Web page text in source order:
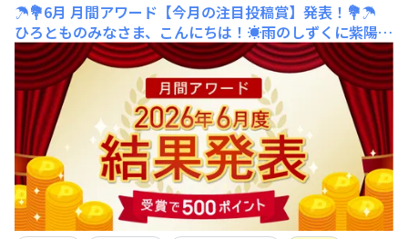
☂️💐6月 月間アワード【今月の注目投稿賞】発表！💐☂️
ひろとものみなさま、こんにちは！☀️雨のしずくに紫陽花
が美しく映える6月も、たくさんの魅力的なお便りをいた
だき感謝の気持ちでいっぱいです！💐梅雨ならではのみな
さまの日々の暮らしが伝わるひとコマを、スタッフ一同い
つもワクワクしながら拝見させていただいております✨今
月もみなさまの投稿の中から、最も多く